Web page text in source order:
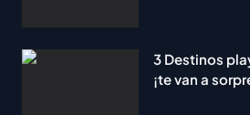
3 Destinos
¡te van a